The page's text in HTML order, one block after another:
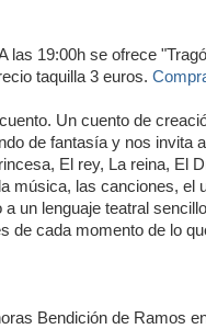
las 19:00h se ofrece
taquilla 3 euros.
Un cuento de
de fantasía y nos invita
El rey, La reina, El
música, las canciones,
un lenguaje teatral
de cada momento de lo
Bendición de Ramos